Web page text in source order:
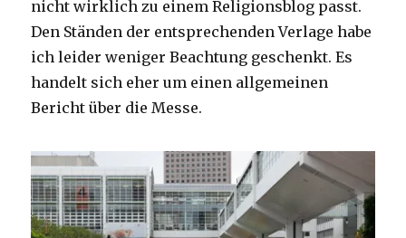
nicht wirklich zu einem Religionsblog passt.
Den Ständen der entsprechenden Verlage habe
ich leider weniger Beachtung geschenkt. Es
handelt sich eher um einen allgemeinen
Bericht über die Messe.